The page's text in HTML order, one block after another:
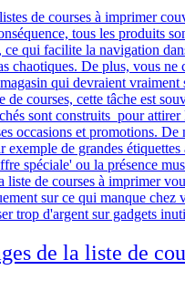
de courses à imprimer
tous les produits
ce qui facilite la navigation
chaotiques. De plus, vous ne
qui devraient vraiment
de courses, cette tâche est
sont construits pour attirer
occasions et promotions. De
exemple de grandes
spéciale' ou la présence
liste de courses à imprimer
sur ce qui manque chez
trop d'argent sur gadgets
de la liste de